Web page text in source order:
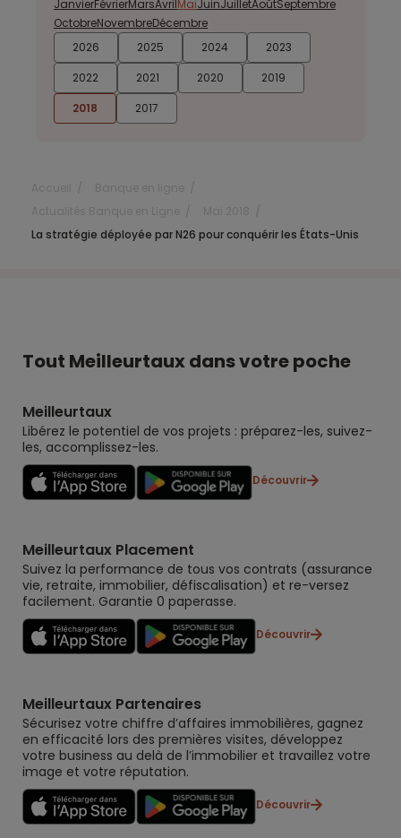
2026 2025 2024
2023
2022
2021 2020
2019
2018
2017
JanvierFévrierMarsAvril MaiJuinJuilletAoûtSeptembre
OctobreNovembreDécembre
La stratégie déployée par N26 pour conquérir les États-Unis
Tout Meilleurtaux dans votre poche
Meilleurtaux
Libérez le potentiel de vos projets : préparez-les, suivez-
les, accomplissez-les.
Découvrir
Meilleurtaux Placement
Suivez la performance de tous vos contrats (assurance
vie, retraite, immobilier, défiscalisation) et re-versez
facilement. Garantie 0 paperasse.
Découvrir
Meilleurtaux Partenaires
Sécurisez votre chiffre d’affaires immobilières, gagnez
en efficacité lors des premières visites, développez
votre business au delà de l’immobilier et travaillez votre
image et votre réputation.
Découvrir